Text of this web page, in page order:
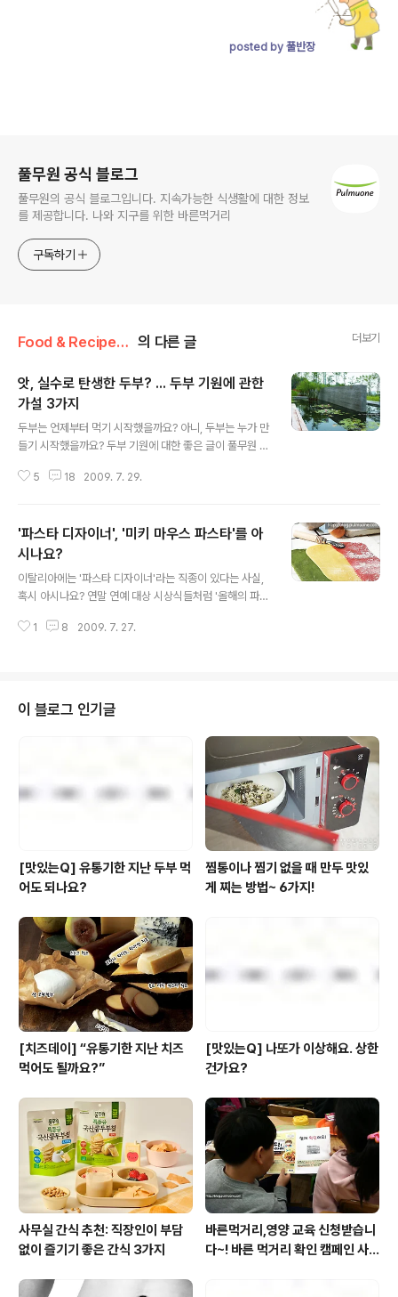
posted by 풀반장
풀무원 공식 블로그
풀무원의 공식 블로그입니다. 지속가능한 식생활에 대한 정보
를 제공합니다. 나와 지구를 위한 바른먹거리
구독하기
Food & Recipe/그 푸드? 저 푸드! 의 다른 글 더보기
앗, 실수로 탄생한 두부? ... 두부 기원에 관한
가설 3가지
두부는 언제부터 먹기 시작했을까요? 아니, 두부는 누가 만
들기 시작했을까요? 두부 기원에 대한 좋은 글이 풀무원 사
처음 듣는 얘기라지요~. 그럼 시작할까요? 두부의 기원에
부는 중국에서 기원한 음식재료이다. 두부의 기원은 고대
중국으로, 정확하게 어떤 계기로 만들게 되었는지는 자세
히 알려진 바가 없다. 한국에 전해진 후 일본에 알려지게 되
었다. 동아시아에도 고루 퍼졌는데, 채식을 강조하는 불교
가 성행한 곳에 대부분 퍼졌다. 두부의 기원에는 세 가지 가
설이 있다. 물론 가설은 가설일 뿐, 진실은 아무도 모른다.
5 18 2009. 7. 29.
'파스타 디자이너', '미키 마우스 파스타'를 아
시나요?
이탈리아에는 '파스타 디자이너'라는 직종이 있다는 사실,
혹시 아시나요? 연말 연예 대상 시상식들처럼 '올해의 파스
은 데 가보면, '미키 마우스' 모양, '나비'모양 파스타에 온갖
는?) 아, 오늘은 저 풀반장, 예전에 포스트에서 약속드린 대
로 세상의 모든 파스타 종류에 대해 풀사이 가족 여러분에
게 소개하려 합니다. 네? 파스타에 대해선 잘 알고 계신다
구요? 흠..그럼 혹시, 만두모양 파스타의 이름이 뭔지 아시
나요? 그럼 실처럼 가는 파스타의 이름은요? 그럼 혹시 이
런 이름들은 들..
1 8 2009. 7. 27.
이 블로그 인기글
[맛있는Q] 유통기한 지난 두부 먹
어도 되나요?
찜통이나 찜기 없을 때 만두 맛있
게 찌는 방법~ 6가지!
[치즈데이] “유통기한 지난 치즈
먹어도 될까요?”
[맛있는Q] 나또가 이상해요. 상한
건가요?
사무실 간식 추천: 직장인이 부담
없이 즐기기 좋은 간식 3가지
바른먹거리,영양 교육 신청받습니
다~! 바른 먹거리 확인 캠페인 사